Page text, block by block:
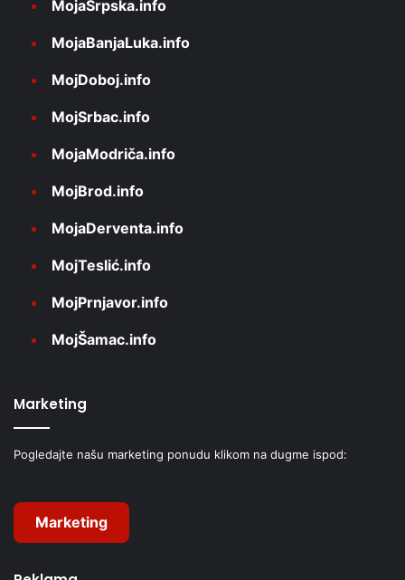
MojaSrpska.info
MojaBanjaLuka.info
MojDoboj.info
MojSrbac.info
MojaModriča.info
MojBrod.info
MojaDerventa.info
MojTeslić.info
MojPrnjavor.info
MojŠamac.info
Marketing
Pogledajte našu marketing ponudu klikom na dugme ispod:
Marketing